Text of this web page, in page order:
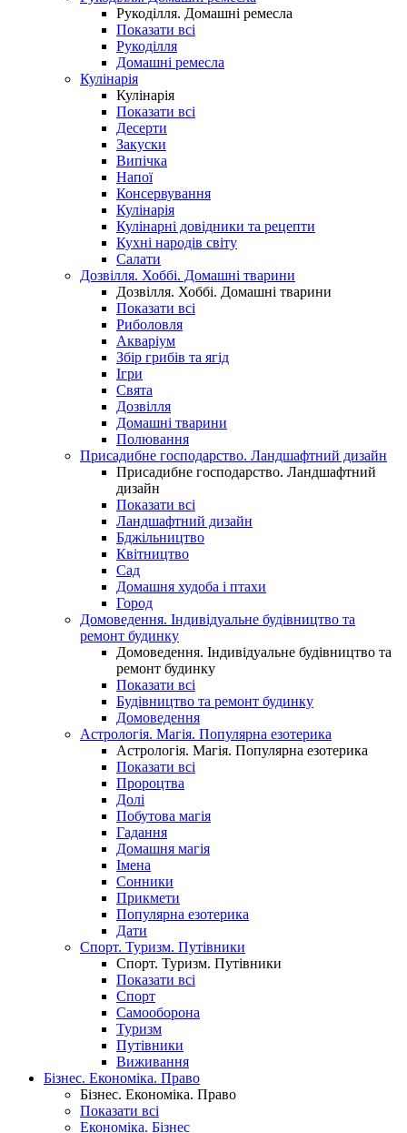
Рукоділля. Домашні ремесла
Показати всі
Рукоділля
Домашні ремесла
Кулінарія
Кулінарія
Показати всі
Десерти
Закуски
Випічка
Напої
Консервування
Кулінарія
Кулінарні довідники та рецепти
Кухні народів світу
Салати
Дозвілля. Хоббі. Домашні тварини
Дозвілля. Хоббі. Домашні тварини
Показати всі
Риболовля
Акваріум
Збір грибів та ягід
Ігри
Свята
Дозвілля
Домашні тварини
Полювання
Присадибне господарство. Ландшафтний дизайн
Присадибне господарство. Ландшафтний
дизайн
Показати всі
Ландшафтний дизайн
Бджільництво
Квітництво
Сад
Домашня худоба і птахи
Город
Домоведення. Індивідуальне будівництво та
ремонт будинку
Домоведення. Індивідуальне будівництво та
ремонт будинку
Показати всі
Будівництво та ремонт будинку
Домоведення
Астрологія. Магія. Популярна езотерика
Астрологія. Магія. Популярна езотерика
Показати всі
Пророцтва
Долі
Побутова магія
Гадання
Домашня магія
Імена
Сонники
Прикмети
Популярна езотерика
Дати
Спорт. Туризм. Путівники
Спорт. Туризм. Путівники
Показати всі
Спорт
Самооборона
Туризм
Путівники
Виживання
Бізнес. Економіка. Право
Бізнес. Економіка. Право
Показати всі
Економіка. Бізнес